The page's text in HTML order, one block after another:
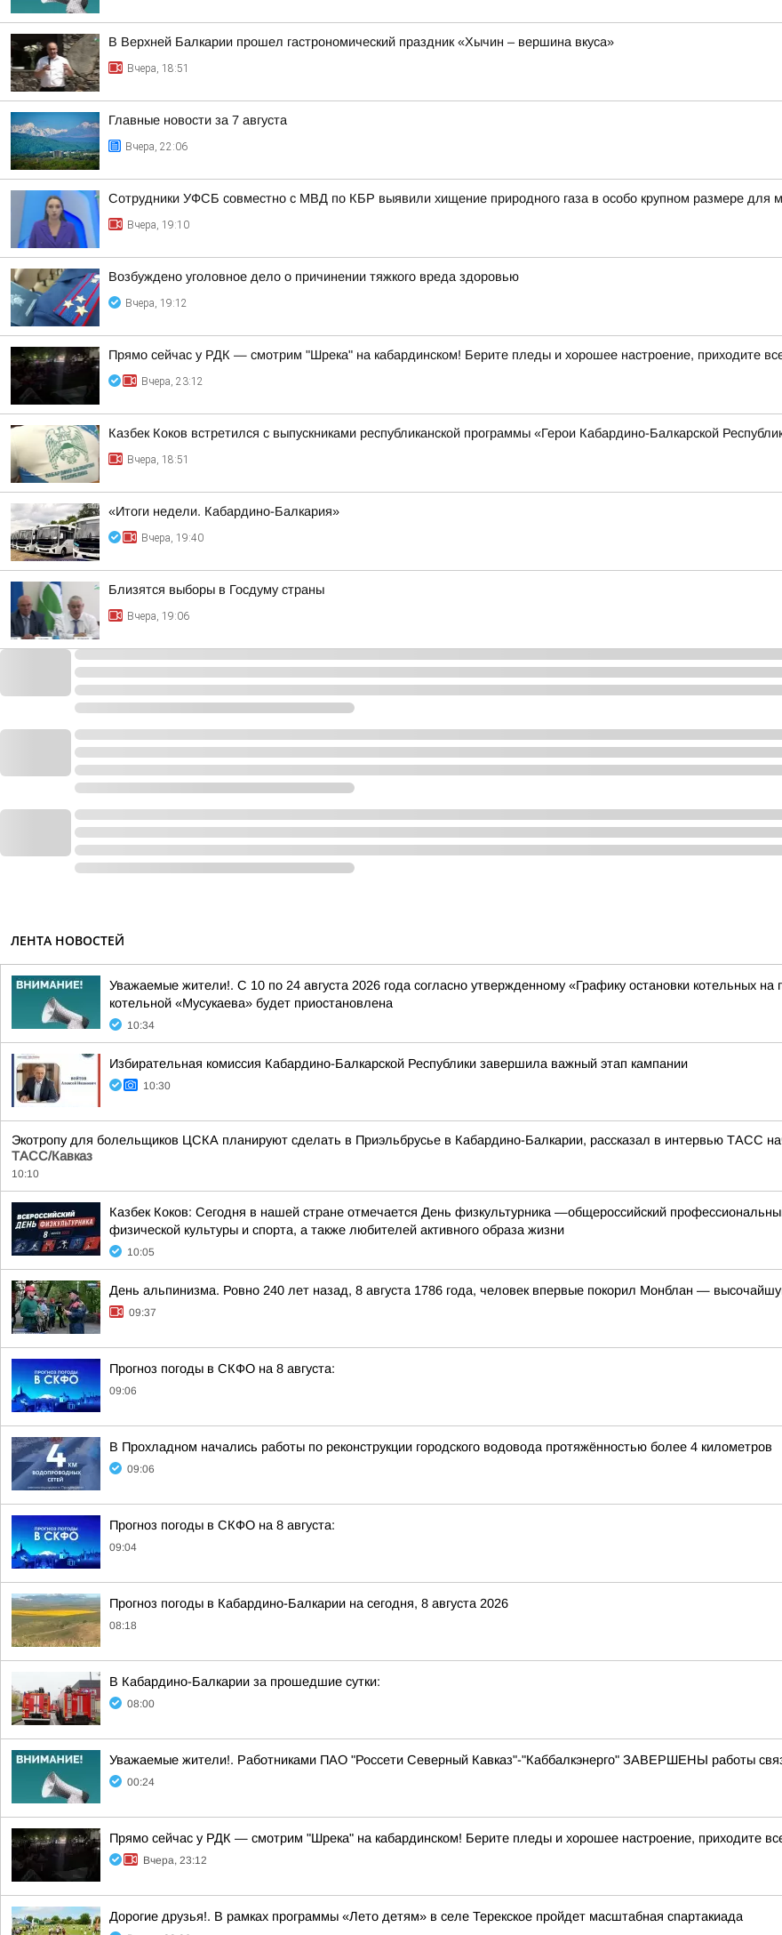
В Верхней Балкарии прошел гастрономический праздник «Хычин – вершина вкуса»
Вчера, 18:51
Главные новости за 7 августа
Вчера, 22:06
Сотрудники УФСБ совместно с МВД по КБР выявили хищение природного газа в особо крупном размере для
Вчера, 19:10
Возбуждено уголовное дело о причинении тяжкого вреда здоровью
Вчера, 19:12
Прямо сейчас у РДК — смотрим "Шрека" на кабардинском! Берите пледы и хорошее настроение, приходите
Вчера, 23:12
Казбек Коков встретился с выпускниками республиканской программы «Герои Кабардино-Балкарской
Вчера, 18:51
«Итоги недели. Кабардино-Балкария»
Вчера, 19:40
Близятся выборы в Госдуму страны
Вчера, 19:06
ЛЕНТА НОВОСТЕЙ
Уважаемые жители!. С 10 по 24 августа 2026 года согласно утвержденному «Графику остановки котельных
котельной «Мусукаева» будет приостановлена
10:34
Избирательная комиссия Кабардино-Балкарской Республики завершила важный этап кампании
10:30
Экотропу для болельщиков ЦСКА планируют сделать в Приэльбрусье в Кабардино-Балкарии, рассказал в интервью ТАСС
ТАСС/Кавказ
10:10
Казбек Коков: Сегодня в нашей стране отмечается День физкультурника —общероссийский
физической культуры и спорта, а также любителей активного образа жизни
10:05
День альпинизма. Ровно 240 лет назад, 8 августа 1786 года, человек впервые покорил Монблан —
09:37
Прогноз погоды в СКФО на 8 августа:
09:06
В Прохладном начались работы по реконструкции городского водовода протяжённостью более 4 километров
09:06
Прогноз погоды в СКФО на 8 августа:
09:04
Прогноз погоды в Кабардино-Балкарии на сегодня, 8 августа 2026
08:18
В Кабардино-Балкарии за прошедшие сутки:
08:00
Уважаемые жители!. Работниками ПАО "Россети Северный Кавказ"-"Каббалкэнерго" ЗАВЕРШЕНЫ работы
00:24
Прямо сейчас у РДК — смотрим "Шрека" на кабардинском! Берите пледы и хорошее настроение, приходите
Вчера, 23:12
Дорогие друзья!. В рамках программы «Лето детям» в селе Терекское пройдет масштабная спартакиада